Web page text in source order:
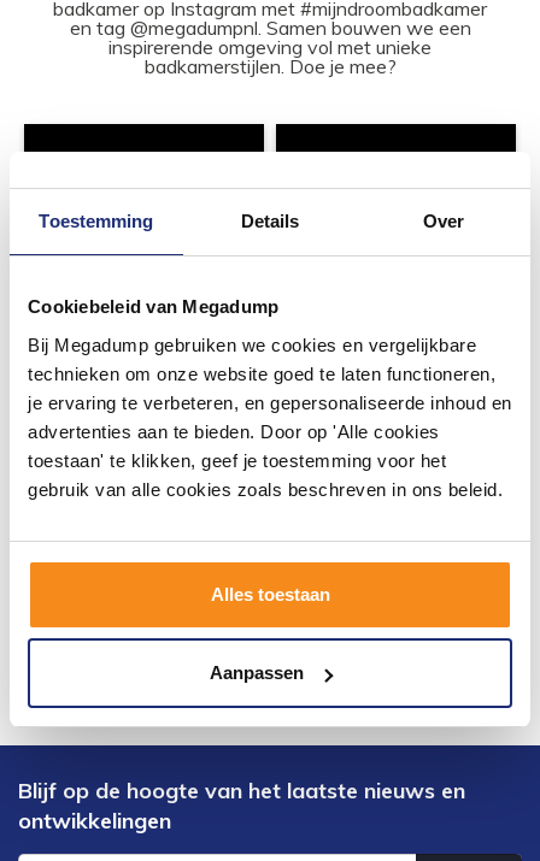
Toestemming Details Over
Cookiebeleid van Megadump
Bij Megadump gebruiken we cookies en vergelijkbare
technieken om onze website goed te laten functioneren,
je ervaring te verbeteren, en gepersonaliseerde inhoud en
advertenties aan te bieden. Door op 'Alle cookies
toestaan' te klikken, geef je toestemming voor het
gebruik van alle cookies zoals beschreven in ons beleid.
Alles toestaan
Aanpassen
badkamer op Instagram met #mijndroombadkamer
en tag @megadumpnl. Samen bouwen we een
inspirerende omgeving vol met unieke
badkamerstijlen. Doe je mee?
Blijf op de hoogte van het laatste nieuws en
ontwikkelingen